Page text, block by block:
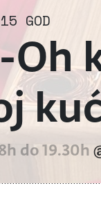
GOD
Oh
do 19.30h